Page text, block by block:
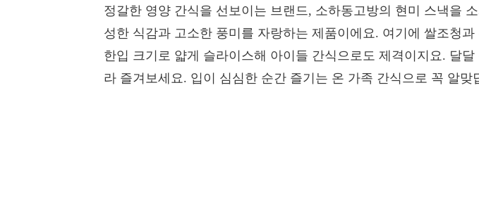
정갈한 영양 간식을 선보이는 브랜드, 소하동고방의 현미 스낵을
성한 식감과 고소한 풍미를 자랑하는 제품이에요. 여기에 쌀조청
한입 크기로 얇게 슬라이스해 아이들 간식으로도 제격이지요. 달
라 즐겨보세요. 입이 심심한 순간 즐기는 온 가족 간식으로 꼭 알맞